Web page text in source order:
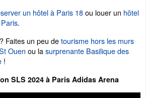
un hôtel à Paris 18ou louer un hôtel
.
Faites un peu detourisme hors les murs
Ouen ou lasurprenante Basilique des
!
SLS 2024 à Paris Adidas Arena